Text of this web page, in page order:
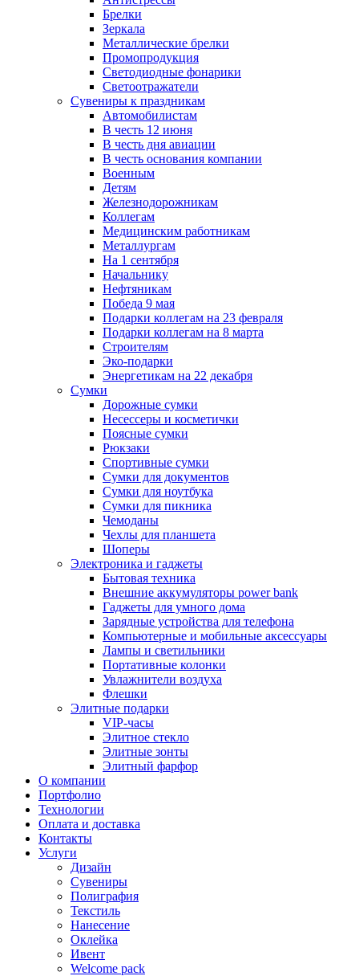
Брелки
Зеркала
Металлические брелки
Промопродукция
Светодиодные фонарики
Светоотражатели
Сувениры к праздникам
Автомобилистам
В честь 12 июня
В честь дня авиации
В честь основания компании
Военным
Детям
Железнодорожникам
Коллегам
Медицинским работникам
Металлургам
На 1 сентября
Начальнику
Нефтяникам
Победа 9 мая
Подарки коллегам на 23 февраля
Подарки коллегам на 8 марта
Строителям
Эко-подарки
Энергетикам на 22 декабря
Сумки
Дорожные сумки
Несессеры и косметички
Поясные сумки
Рюкзаки
Спортивные сумки
Сумки для документов
Сумки для ноутбука
Сумки для пикника
Чемоданы
Чехлы для планшета
Шоперы
Электроника и гаджеты
Бытовая техника
Внешние аккумуляторы power bank
Гаджеты для умного дома
Зарядные устройства для телефона
Компьютерные и мобильные аксессуары
Лампы и светильники
Портативные колонки
Увлажнители воздуха
Флешки
Элитные подарки
VIP-часы
Элитное стекло
Элитные зонты
Элитный фарфор
О компании
Портфолио
Технологии
Оплата и доставка
Контакты
Услуги
Дизайн
Сувениры
Полиграфия
Текстиль
Нанесение
Оклейка
Ивент
Welcome pack